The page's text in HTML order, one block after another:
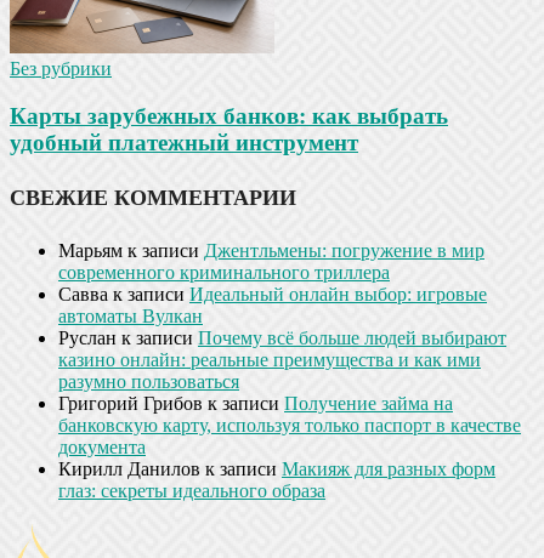
Без рубрики
Карты зарубежных банков: как выбрать
удобный платежный инструмент
СВЕЖИЕ КОММЕНТАРИИ
Марьям к записи Джентльмены: погружение в мир
современного криминального триллера
Савва к записи Идеальный онлайн выбор: игровые
автоматы Вулкан
Руслан к записи Почему всё больше людей выбирают
казино онлайн: реальные преимущества и как ими
разумно пользоваться
Григорий Грибов к записи Получение займа на
банковскую карту, используя только паспорт в качестве
документа
Кирилл Данилов к записи Макияж для разных форм
глаз: секреты идеального образа